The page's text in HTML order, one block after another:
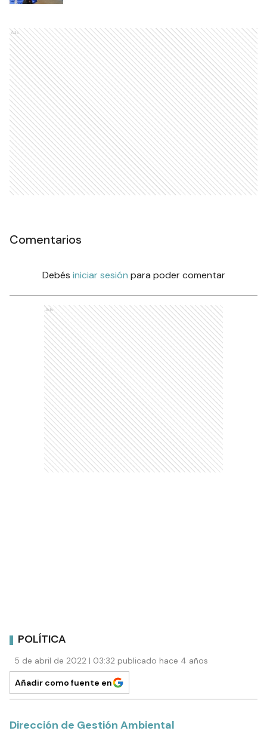
Ads
Comentarios
Debés iniciar sesión para poder comentar
Ads
POLÍTICA
5 de abril de 2022 | 03:32 publicado hace 4 años
Añadir como fuente en
Dirección de Gestión Ambiental